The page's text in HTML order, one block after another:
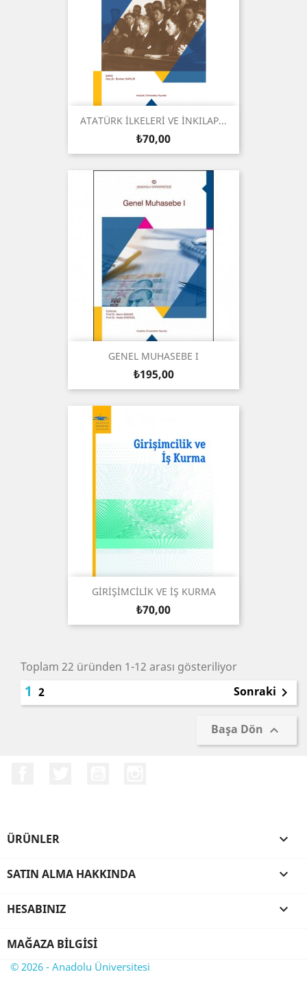
ATATÜRK İLKELERİ VE İNKILAP...
Fiyat
₺70,00
GENEL MUHASEBE I
Fiyat
₺195,00
GİRİŞİMCİLİK VE İŞ KURMA
Fiyat
₺70,00
Toplam 22 üründen 1-12 arası gösteriliyor
1 2 Sonraki 
Başa Dön 
ÜRÜNLER 
SATIN ALMA HAKKINDA 
HESABINIZ 
MAĞAZA BILGISI
© 2026 - Anadolu Üniversitesi